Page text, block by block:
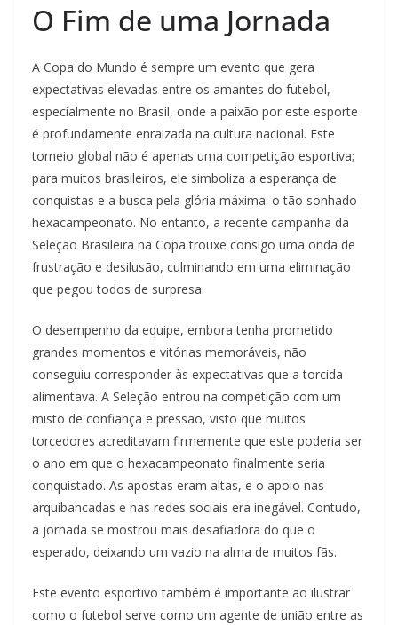
O Fim de uma Jornada
A Copa do Mundo é sempre um evento que gera
expectativas elevadas entre os amantes do futebol,
especialmente no Brasil, onde a paixão por este esporte
é profundamente enraizada na cultura nacional. Este
torneio global não é apenas uma competição esportiva;
para muitos brasileiros, ele simboliza a esperança de
conquistas e a busca pela glória máxima: o tão sonhado
hexacampeonato. No entanto, a recente campanha da
Seleção Brasileira na Copa trouxe consigo uma onda de
frustração e desilusão, culminando em uma eliminação
que pegou todos de surpresa.
O desempenho da equipe, embora tenha prometido
grandes momentos e vitórias memoráveis, não
conseguiu corresponder às expectativas que a torcida
alimentava. A Seleção entrou na competição com um
misto de confiança e pressão, visto que muitos
torcedores acreditavam firmemente que este poderia ser
o ano em que o hexacampeonato finalmente seria
conquistado. As apostas eram altas, e o apoio nas
arquibancadas e nas redes sociais era inegável. Contudo,
a jornada se mostrou mais desafiadora do que o
esperado, deixando um vazio na alma de muitos fãs.
Este evento esportivo também é importante ao ilustrar
como o futebol serve como um agente de união entre as